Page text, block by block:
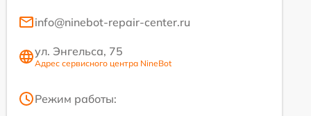
info@ninebot-repair-center.ru
ул. Энгельса, 75
Адрес сервисного центра NineBot
Режим работы: